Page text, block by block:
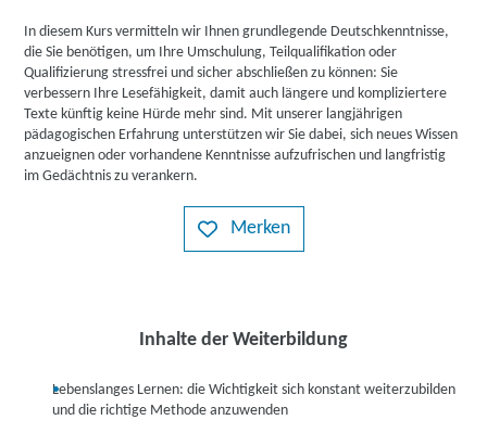
In diesem Kurs vermitteln wir Ihnen grundlegende Deutschkenntnisse,
die Sie benötigen, um Ihre Umschulung, Teilqualifikation oder
Qualifizierung stressfrei und sicher abschließen zu können: Sie
verbessern Ihre Lesefähigkeit, damit auch längere und kompliziertere
Texte künftig keine Hürde mehr sind. Mit unserer langjährigen
pädagogischen Erfahrung unterstützen wir Sie dabei, sich neues Wissen
anzueignen oder vorhandene Kenntnisse aufzufrischen und langfristig
im Gedächtnis zu verankern.
Merken
Inhalte der Weiterbildung
Lebenslanges Lernen: die Wichtigkeit sich konstant weiterzubilden
und die richtige Methode anzuwenden